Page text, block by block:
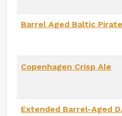
Barrel Aged Baltic
Copenhagen Crisp Ale
Extended Barrel-Aged